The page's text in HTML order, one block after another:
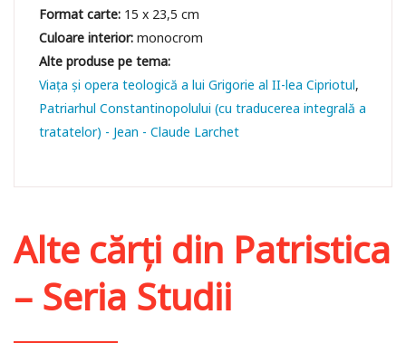
Format carte: 15 x 23,5 cm
Culoare interior:monocrom
Viaţa şi opera teologică a lui Grigorie al II-lea Cipriotul
Patriarhul Constantinopolului (cu traducerea integrală a
tratatelor) - Jean - Claude Larchet
Alte cărți din Patristica
– Seria Studii